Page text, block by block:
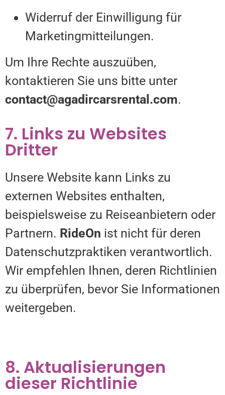
Widerruf der Einwilligung für
Marketingmitteilungen.
Um Ihre Rechte auszuüben,
kontaktieren Sie uns bitte unter
contact@agadircarsrental.com.
7. Links zu Websites
Dritter
Unsere Website kann Links zu
externen Websites enthalten,
beispielsweise zu Reiseanbietern oder
Partnern. RideOn ist nicht für deren
Datenschutzpraktiken verantwortlich.
Wir empfehlen Ihnen, deren Richtlinien
zu überprüfen, bevor Sie Informationen
weitergeben.
8. Aktualisierungen
dieser Richtlinie